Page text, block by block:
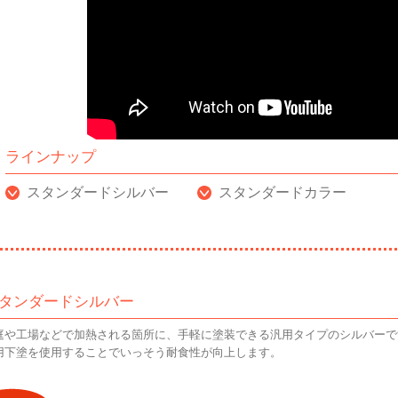
ラインナップ
スタンダードシルバー スタンダードカラー
ンダードシルバー
や工場などで加熱される箇所に、手軽に塗装できる汎用タイプのシルバー
下塗を使用することでいっそう耐食性が向上します。